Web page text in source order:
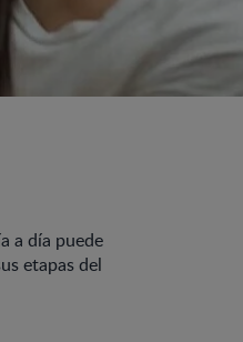
a día puede
etapas del